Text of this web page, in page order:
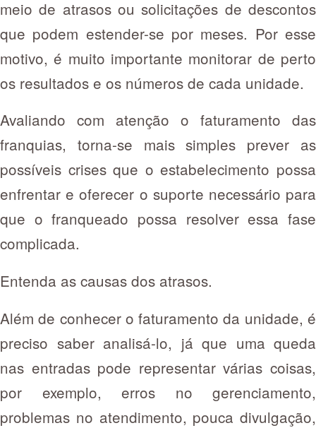
meio de atrasos ou solicitações de descontos
que podem estender-se por meses. Por esse
motivo, é muito importante monitorar de perto
os resultados e os números de cada unidade.
Avaliando com atenção o faturamento das
franquias, torna-se mais simples prever as
possíveis crises que o estabelecimento possa
enfrentar e oferecer o suporte necessário para
que o franqueado possa resolver essa fase
complicada.
Entenda as causas dos atrasos.
Além de conhecer o faturamento da unidade, é
preciso saber analisá-lo, já que uma queda
nas entradas pode representar várias coisas,
por exemplo, erros no gerenciamento,
problemas no atendimento, pouca divulgação,